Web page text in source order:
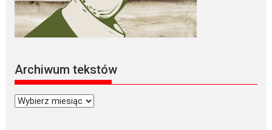
Archiwum tekstów
Archiwum